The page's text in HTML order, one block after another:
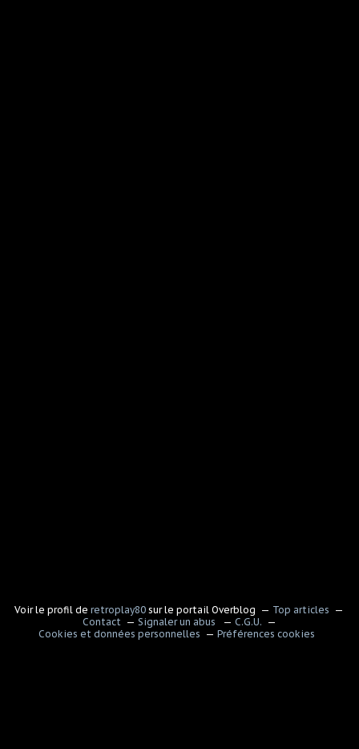
Voir le profil deretroplay80 sur le portail Overblog
Top articles
Contact
Signaler un abus
C.G.U.
Cookies et données personnelles
Préférences cookies